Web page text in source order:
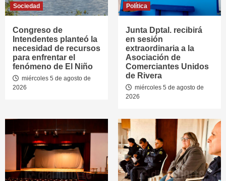
Sociedad
Congreso de
Intendentes planteó la
necesidad de recursos
para enfrentar el
fenómeno de El Niño
miércoles 5 de agosto de
2026
Política
Junta Dptal. recibirá
en sesión
extraordinaria a la
Asociación de
Comerciantes Unidos
de Rivera
miércoles 5 de agosto de
2026